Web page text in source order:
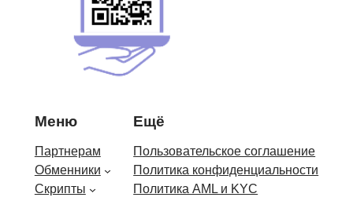
Меню
Партнерам
Обменники
Скрипты
Ещё
Пользовательское соглашение
Политика конфиденциальности
Политика AML и KYC